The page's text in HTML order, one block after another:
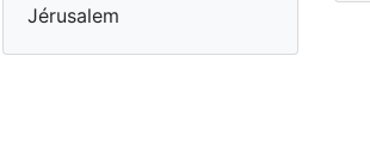
Jérusalem